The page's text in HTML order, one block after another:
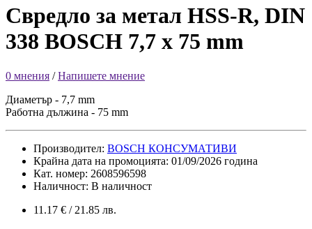
Свредло за метал HSS-R, DIN
338 BOSCH 7,7 x 75 mm
0 мнения /Напишете мнение
Диаметър - 7,7 mm
Работна дължина - 75 mm
Производител: BOSCH КОНСУМАТИВИ
Крайна дата на промоцията: 01/09/2026 година
Кат. номер: 2608596598
Наличност: В наличност
11.17 € / 21.85 лв.